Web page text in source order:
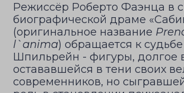
Режиссёр Роберто Фаэнца в
биографической драме
(оригинальное название
l`anima) обращается к
Шпильрейн - фигуры, долгое
остававшейся в тени своих
современников, но